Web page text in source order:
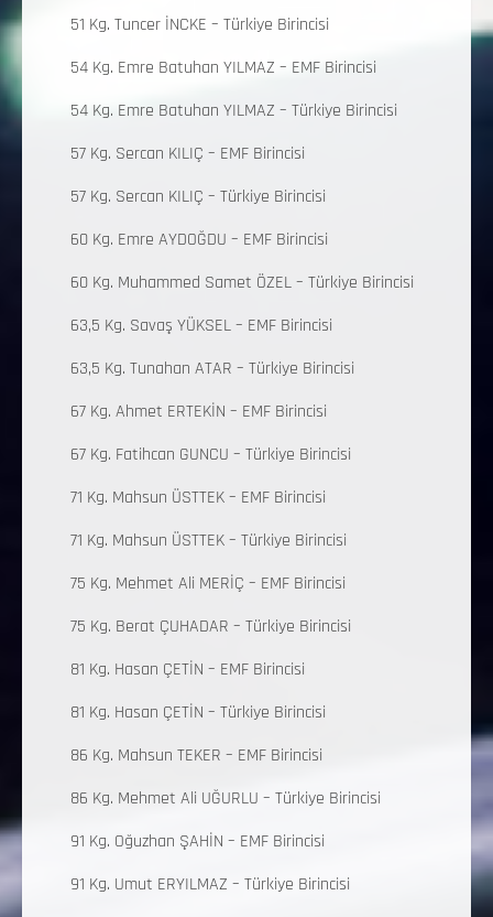
51 Kg. Tuncer İNCKE – Türkiye Birincisi
54 Kg. Emre Batuhan YILMAZ – EMF Birincisi
54 Kg. Emre Batuhan YILMAZ – Türkiye Birincisi
57 Kg. Sercan KILIÇ – EMF Birincisi
57 Kg. Sercan KILIÇ – Türkiye Birincisi
60 Kg. Emre AYDOĞDU – EMF Birincisi
60 Kg. Muhammed Samet ÖZEL – Türkiye Birincisi
63,5 Kg. Savaş YÜKSEL – EMF Birincisi
63,5 Kg. Tunahan ATAR – Türkiye Birincisi
67 Kg. Ahmet ERTEKİN – EMF Birincisi
67 Kg. Fatihcan GUNCU – Türkiye Birincisi
71 Kg. Mahsun ÜSTTEK – EMF Birincisi
71 Kg. Mahsun ÜSTTEK – Türkiye Birincisi
75 Kg. Mehmet Ali MERİÇ – EMF Birincisi
75 Kg. Berat ÇUHADAR – Türkiye Birincisi
81 Kg. Hasan ÇETİN – EMF Birincisi
81 Kg. Hasan ÇETİN – Türkiye Birincisi
86 Kg. Mahsun TEKER – EMF Birincisi
86 Kg. Mehmet Ali UĞURLU – Türkiye Birincisi
91 Kg. Oğuzhan ŞAHİN – EMF Birincisi
91 Kg. Umut ERYILMAZ – Türkiye Birincisi